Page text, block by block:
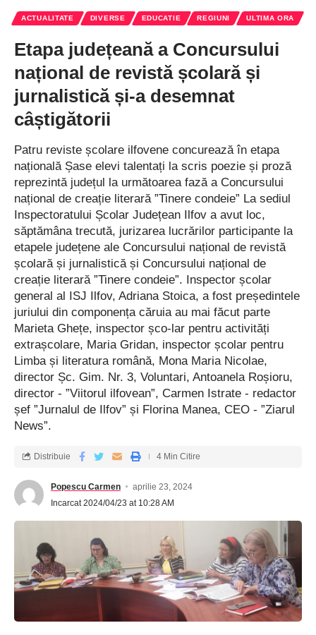
ACTUALITATE DIVERSE EDUCATIE REGIUNI ULTIMA ORA
Etapa județeană a Concursului
național de revistă școlară și
jurnalistică și-a desemnat
câștigătorii
Patru reviste școlare ilfovene concurează în etapa
națională Șase elevi talentați la scris poezie și proză
reprezintă județul la următoarea fază a Concursului
național de creație literară ”Tinere condeie” La sediul
Inspectoratului Școlar Județean Ilfov a avut loc,
săptămâna trecută, jurizarea lucrărilor participante la
etapele județene ale Concursului național de revistă
școlară și jurnalistică și Concursului național de
creație literară ”Tinere condeie”. Inspector școlar
general al ISJ Ilfov, Adriana Stoica, a fost președintele
juriului din componența căruia au mai făcut parte
Marieta Ghețe, inspector șco-lar pentru activități
extrașcolare, Maria Gridan, inspector școlar pentru
Limba și literatura română, Mona Maria Nicolae,
director Șc. Gim. Nr. 3, Voluntari, Antoanela Roșioru,
director - ”Viitorul ilfovean”, Carmen Istrate - redactor
șef ”Jurnalul de Ilfov” și Florina Manea, CEO - ”Ziarul
News”.
Popescu Carmen
aprilie 23, 2024
Incarcat 2024/04/23 at 10:28 AM
Distribuie 4 Min Citire